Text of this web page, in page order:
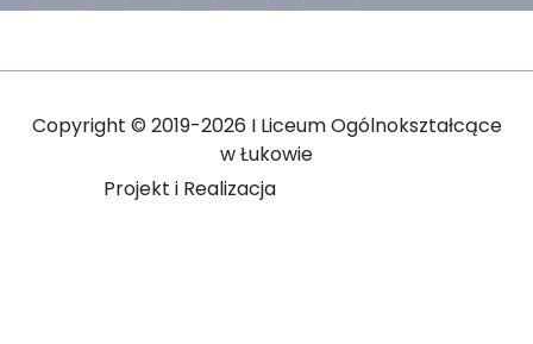
Copyright © 2019-2026 I Liceum Ogólnokształcące
w Łukowie
Projekt i Realizacja